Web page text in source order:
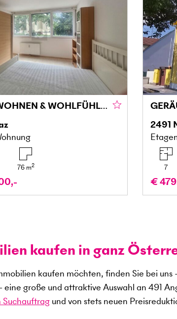
RUHIG WOHNEN & WOHLFÜHLEN MIT BALKON IN DER MARIATROSTERSTRASSE
76m2
2491
7
€
kaufen in ganz
kaufen möchten, finden Sie bei uns
eine große und attraktive Auswahl an 491
Suchauftrag und von stets neuen